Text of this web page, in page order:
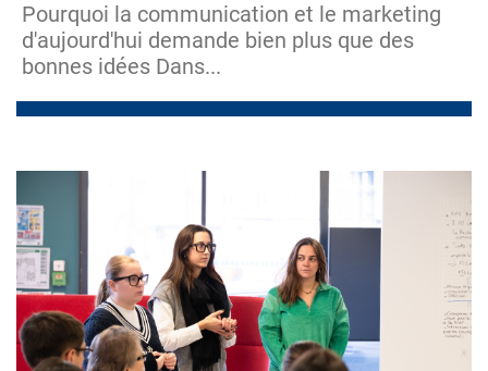
Pourquoi la communication et le marketing
d'aujourd'hui demande bien plus que des
bonnes idées Dans...